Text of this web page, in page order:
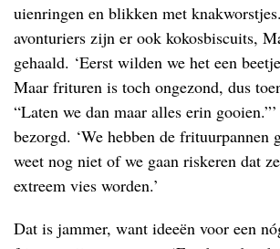
uienringen en blikken met
avonturiers zijn er ook kokosbiscuits,
gehaald. ‘Eerst wilden we het een
Maar frituren is toch ongezond, dus
“Laten we dan maar alles erin
bezorgd. ‘We hebben de frituurpannen
weet nog niet of we gaan riskeren dat
extreem vies worden.’
Dat is jammer, want ideeën voor een